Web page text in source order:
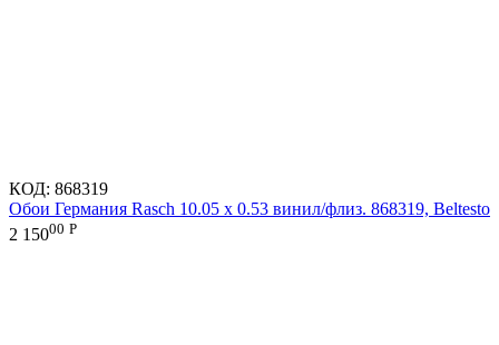
КОД: 868319
Обои Германия Rasch 10.05 х 0.53 винил/флиз. 868319, Beltesto
2 15000 Р